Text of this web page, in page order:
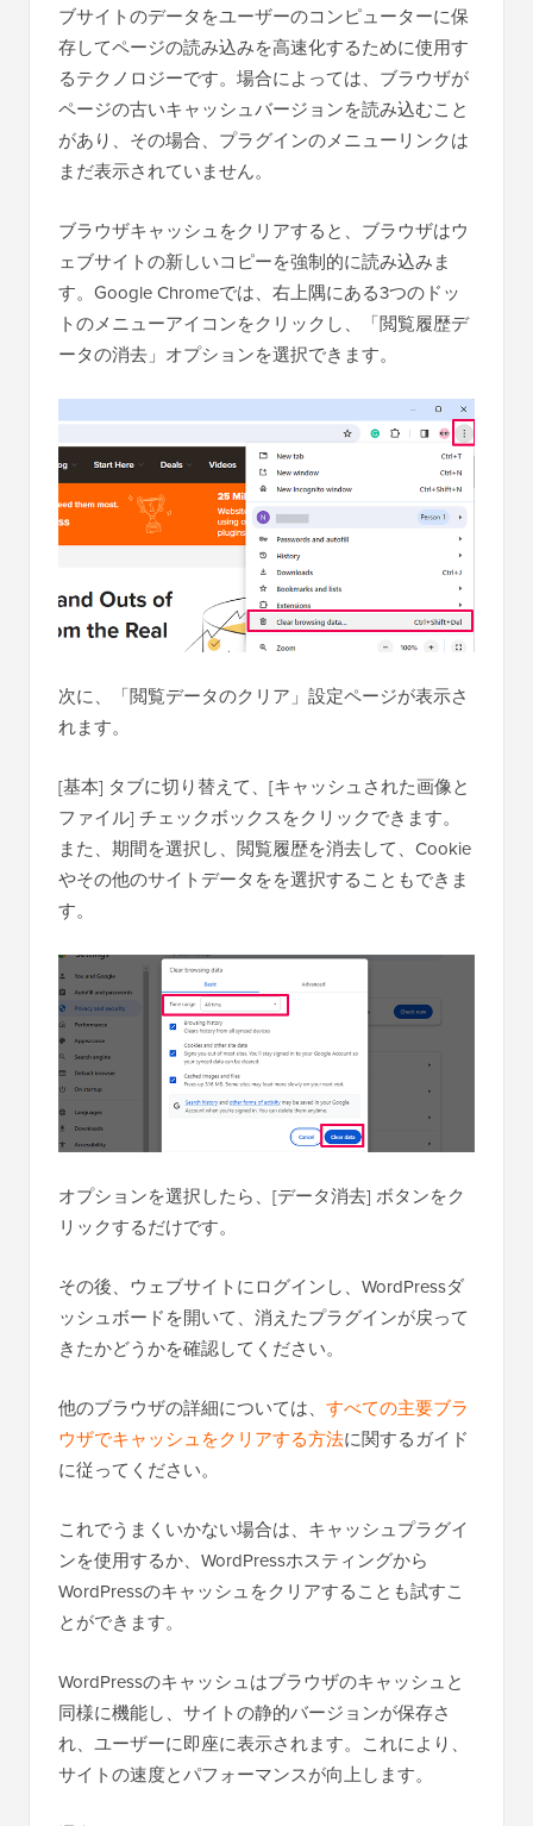
ブサイトのデータをユーザーのコンピューターに保
存してページの読み込みを高速化するために使用す
るテクノロジーです。場合によっては、ブラウザが
ページの古いキャッシュバージョンを読み込むこと
があり、その場合、プラグインのメニューリンクは
まだ表示されていません。
ブラウザキャッシュをクリアすると、ブラウザはウ
ェブサイトの新しいコピーを強制的に読み込みま
す。Google Chromeでは、右上隅にある3つのドッ
トのメニューアイコンをクリックし、「閲覧履歴デ
ータの消去」オプションを選択できます。
次に、「閲覧データのクリア」設定ページが表示さ
れます。
[基本] タブに切り替えて、[キャッシュされた画像と
ファイル] チェックボックスをクリックできます。
また、期間を選択し、閲覧履歴を消去して、Cookie
やその他のサイトデータをを選択することもできま
す。
オプションを選択したら、[データ消去] ボタンをク
リックするだけです。
その後、ウェブサイトにログインし、WordPressダ
ッシュボードを開いて、消えたプラグインが戻って
きたかどうかを確認してください。
他のブラウザの詳細については、 すべての主要ブラ
ウザでキャッシュをクリアする方法に関するガイド
に従ってください。
これでうまくいかない場合は、キャッシュプラグイ
ンを使用するか、WordPressホスティングから
WordPressのキャッシュをクリアすることも試すこ
とができます。
WordPressのキャッシュはブラウザのキャッシュと
同様に機能し、サイトの静的バージョンが保存さ
れ、ユーザーに即座に表示されます。これにより、
サイトの速度とパフォーマンスが向上します。